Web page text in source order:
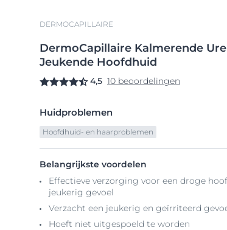
DERMOCAPILLAIRE
DermoCapillaire Kalmerende
Jeukende Hoofdhuid
4,5 10 beoordelingen
Huidproblemen
Hoofdhuid- en haarproblemen
Belangrijkste voordelen
Effectieve verzorging voor een droge
jeukerig gevoel
Verzacht een jeukerig en geïrriteerd
Hoeft niet uitgespoeld te worden